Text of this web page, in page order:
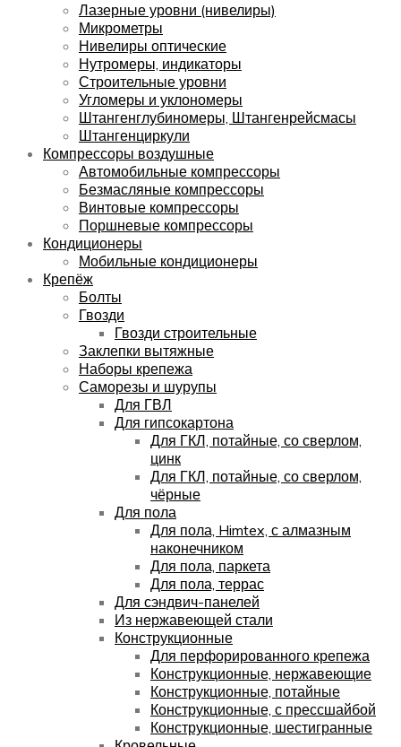
Лазерные уровни (нивелиры)
Микрометры
Нивелиры оптические
Нутромеры, индикаторы
Строительные уровни
Угломеры и уклономеры
Штангенглубиномеры, Штангенрейсмасы
Штангенциркули
Компрессоры воздушные
Автомобильные компрессоры
Безмасляные компрессоры
Винтовые компрессоры
Поршневые компрессоры
Кондиционеры
Мобильные кондиционеры
Крепёж
Болты
Гвозди
Гвозди строительные
Заклепки вытяжные
Наборы крепежа
Саморезы и шурупы
Для ГВЛ
Для гипсокартона
Для ГКЛ, потайные, со сверлом,
цинк
Для ГКЛ, потайные, со сверлом,
чёрные
Для пола
Для пола, Himtex, с алмазным
наконечником
Для пола, паркета
Для пола, террас
Для сэндвич-панелей
Из нержавеющей стали
Конструкционные
Для перфорированного крепежа
Конструкционные, нержавеющие
Конструкционные, потайные
Конструкционные, с прессшайбой
Конструкционные, шестигранные